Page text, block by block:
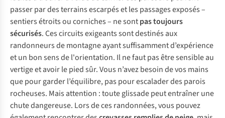
passer par des terrains escarpés et les passages exposés –
sentiers étroits ou corniches – ne sontpas toujours
sécurisés. Ces circuits exigeants sont destinés aux
randonneurs de montagne ayant suffisamment d’expérience
et un bon sens de l'orientation. Il ne faut pas être sensible au
vertige et avoir le pied sûr. Vous n’avez besoin de vos mains
que pour garder l’équilibre, pas pour escalader des parois
rocheuses. Mais attention : toute glissade peut entraîner une
chute dangereuse. Lors de ces randonnées, vous pouvez